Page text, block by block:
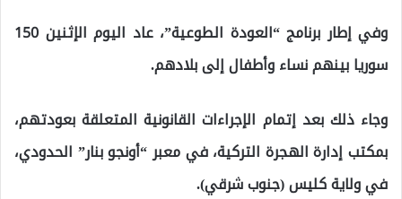
وفي إطار برنامج “العودة الطوعية”، عاد اليوم الإثنين 150
سوريا بينهم نساء وأطفال إلى بلادهم.
وجاء ذلك بعد إتمام الإجراءات القانونية المتعلقة بعودتهم،
بمكتب إدارة الهجرة التركية، في معبر “أونجو بنار” الحدودي،
في ولاية كليس (جنوب شرقي).